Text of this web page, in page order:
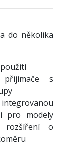
do několika
s
pro modely
rozšíření o